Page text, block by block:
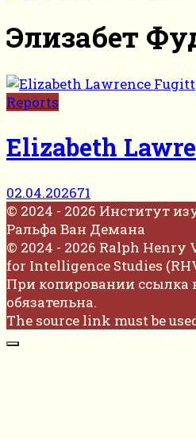
Элизабет
Reports
Elizabeth
02.04.202671
© 2024 - 2026 Институт
Ральфа Ван Демана
© 2024 - 2026 Ralph Henry
for Intelligence Studies
При копировании ссылка
обязательна.
The source link must be